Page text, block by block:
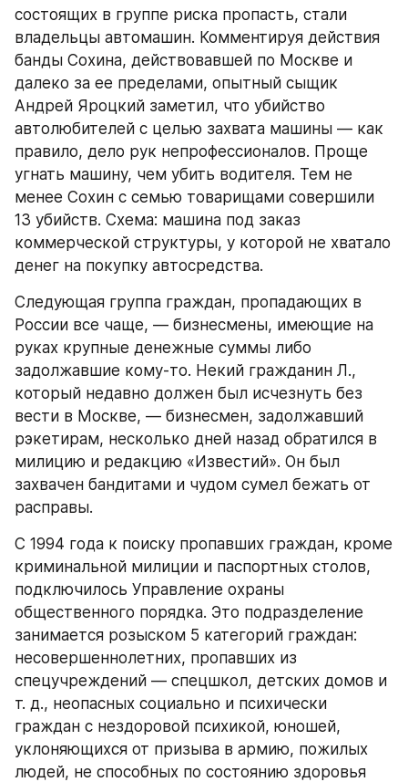
состоящих в группе риска пропасть, стали
владельцы автомашин. Комментируя действия
банды Сохина, действовавшей по Москве и
далеко за ее пределами, опытный сыщик
Андрей Яроцкий заметил, что убийство
автолюбителей с целью захвата машины — как
правило, дело рук непрофессионалов. Проще
угнать машину, чем убить водителя. Тем не
менее Сохин с семью товарищами совершили
13 убийств. Схема: машина под заказ
коммерческой структуры, у которой не хватало
денег на покупку автосредства.
Следующая группа граждан, пропадающих в
России все чаще, — бизнесмены, имеющие на
руках крупные денежные суммы либо
задолжавшие кому-то. Некий гражданин Л.,
который недавно должен был исчезнуть без
вести в Москве, — бизнесмен, задолжавший
рэкетирам, несколько дней назад обратился в
милицию и редакцию «Известий». Он был
захвачен бандитами и чудом сумел бежать от
расправы.
С 1994 года к поиску пропавших граждан, кроме
криминальной милиции и паспортных столов,
подключилось Управление охраны
общественного порядка. Это подразделение
занимается розыском 5 категорий граждан:
несовершеннолетних, пропавших из
спецучреждений — спецшкол, детских домов и
т. д., неопасных социально и психически
граждан с нездоровой психикой, юношей,
уклоняющихся от призыва в армию, пожилых
людей, не способных по состоянию здоровья